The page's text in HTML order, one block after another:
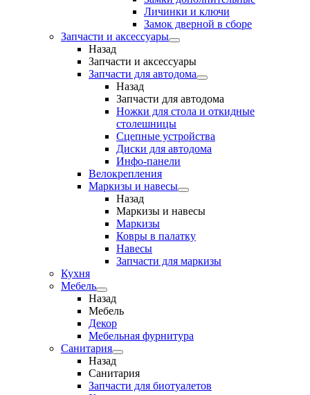
Личинки и ключи
Замок дверной в сборе
Запчасти и аксессуары
Назад
Запчасти и аксессуары
Запчасти для автодома
Назад
Запчасти для автодома
Ножки для стола и откидные
столешницы
Сцепные устройства
Диски для автодома
Инфо-панели
Велокрепления
Маркизы и навесы
Назад
Маркизы и навесы
Маркизы
Ковры в палатку
Навесы
Запчасти для маркизы
Кухня
Мебель
Назад
Мебель
Декор
Мебельная фурнитура
Санитария
Назад
Санитария
Запчасти для биотуалетов